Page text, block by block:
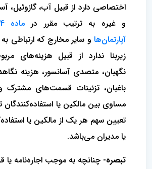
اختصاصی دارد از قبیل آب‌، گازوئیل‌،
و غیره به ترتیب مقرر در
آپارتمان‌ها و سایر مخارج که ارتباطی
زیربنا ندارد از قبیل‌ هزینه‌های
نگهبان‌، متصدی آسانسور، هزینه‌
باغبان‌، تزئینات قسمت‌های مشترک
مساوی بین مالکین یا
تعیین سهم هر یک از مالکین یا
یا مدیران می‌باشد.
تبصره- چنانچه به موجب اجاره‌نامه